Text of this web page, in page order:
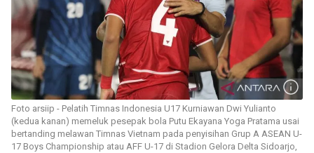
Foto arsiip - Pelatih Timnas Indonesia U17 Kurniawan Dwi Yulianto
(kedua kanan) memeluk pesepak bola Putu Ekayana Yoga Pratama usai
bertanding melawan Timnas Vietnam pada penyisihan Grup A ASEAN U-
17 Boys Championship atau AFF U-17 di Stadion Gelora Delta Sidoarjo,